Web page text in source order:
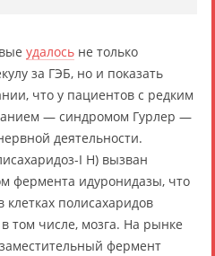
удалось не только
за ГЭБ, но и показать
что у пациентов с редким
— синдромом Гурлер —
деятельности.
I H) вызван
фермента идуронидазы, что
полисахаридов
том числе, мозга. На рынке
фермент